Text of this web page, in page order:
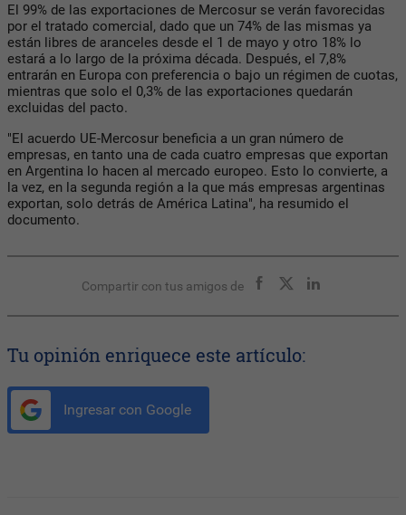
El 99% de las exportaciones de Mercosur se verán favorecidas
por el tratado comercial, dado que un 74% de las mismas ya
están libres de aranceles desde el 1 de mayo y otro 18% lo
estará a lo largo de la próxima década. Después, el 7,8%
entrarán en Europa con preferencia o bajo un régimen de cuotas,
mientras que solo el 0,3% de las exportaciones quedarán
excluidas del pacto.
"El acuerdo UE-Mercosur beneficia a un gran número de
empresas, en tanto una de cada cuatro empresas que exportan
en Argentina lo hacen al mercado europeo. Esto lo convierte, a
la vez, en la segunda región a la que más empresas argentinas
exportan, solo detrás de América Latina", ha resumido el
documento.
Compartir con tus amigos de
Tu opinión enriquece este artículo:
Ingresar con Google